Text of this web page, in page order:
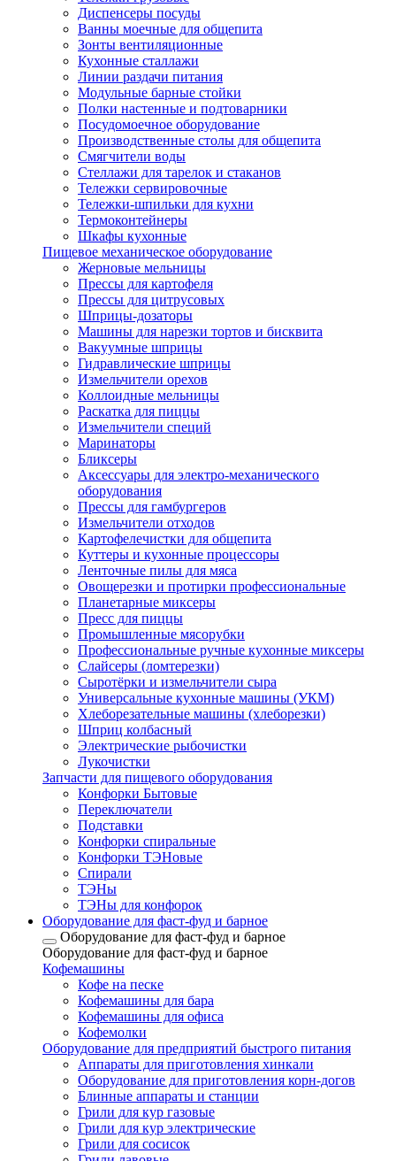
Диспенсеры посуды
Ванны моечные для общепита
Зонты вентиляционные
Кухонные сталлажи
Линии раздачи питания
Модульные барные стойки
Полки настенные и подтоварники
Посудомоечное оборудование
Производственные столы для общепита
Смягчители воды
Стеллажи для тарелок и стаканов
Тележки сервировочные
Тележки-шпильки для кухни
Термоконтейнеры
Шкафы кухонные
Пищевое механическое оборудование
Жерновые мельницы
Прессы для картофеля
Прессы для цитрусовых
Шприцы-дозаторы
Машины для нарезки тортов и бисквита
Вакуумные шприцы
Гидравлические шприцы
Измельчители орехов
Коллоидные мельницы
Раскатка для пиццы
Измельчители специй
Маринаторы
Бликсеры
Аксессуары для электро-механического
оборудования
Прессы для гамбургеров
Измельчители отходов
Картофелечистки для общепита
Куттеры и кухонные процессоры
Ленточные пилы для мяса
Овощерезки и протирки профессиональные
Планетарные миксеры
Пресс для пиццы
Промышленные мясорубки
Профессиональные ручные кухонные миксеры
Слайсеры (ломтерезки)
Сыротёрки и измельчители сыра
Универсальные кухонные машины (УКМ)
Хлеборезательные машины (хлеборезки)
Шприц колбасный
Электрические рыбочистки
Лукочистки
Запчасти для пищевого оборудования
Конфорки Бытовые
Переключатели
Подставки
Конфорки спиральные
Конфорки ТЭНовые
Спирали
ТЭНы
ТЭНы для конфорок
Оборудование для фаст-фуд и барное
Оборудование для фаст-фуд и барное
Оборудование для фаст-фуд и барное
Кофемашины
Кофе на песке
Кофемашины для бара
Кофемашины для офиса
Кофемолки
Оборудование для предприятий быстрого питания
Аппараты для приготовления хинкали
Оборудование для приготовления корн-догов
Блинные аппараты и станции
Грили для кур газовые
Грили для кур электрические
Грили для сосисок